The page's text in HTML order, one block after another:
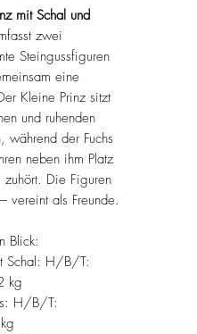
mit Schal und
zwei
Steingussfiguren
eine
Kleine Prinz sitzt
und ruhenden
während der Fuchs
neben ihm Platz
zuhört. Die Figuren
als Freunde.
Blick:
Schal: H/B/T:
kg
H/B/T: